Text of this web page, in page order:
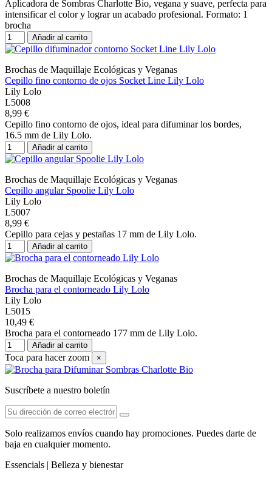
Aplicadora de Sombras Charlotte Bio, vegana y suave, perfecta para
intensificar el color y lograr un acabado profesional. Formato: 1
brocha
Añadir al carrito
Brochas de Maquillaje Ecológicas y Veganas
Cepillo fino contorno de ojos Socket Line Lily Lolo
Lily Lolo
L5008
8,99 €
Cepillo fino contorno de ojos, ideal para difuminar los bordes,
16.5 mm de Lily Lolo.
Añadir al carrito
Brochas de Maquillaje Ecológicas y Veganas
Cepillo angular Spoolie Lily Lolo
Lily Lolo
L5007
8,99 €
Cepillo para cejas y pestañas 17 mm de Lily Lolo.
Añadir al carrito
Brochas de Maquillaje Ecológicas y Veganas
Brocha para el contorneado Lily Lolo
Lily Lolo
L5015
10,49 €
Brocha para el contorneado 177 mm de Lily Lolo.
Añadir al carrito
Toca para hacer zoom ×
Suscríbete a nuestro boletín
Solo realizamos envíos cuando hay promociones. Puedes darte de
baja en cualquier momento.
Essencials | Belleza y bienestar